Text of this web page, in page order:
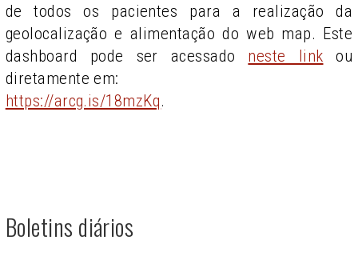
de todos os pacientes para a realização da
geolocalização e alimentação do web map. Este
dashboard pode ser acessado neste link ou
diretamente em:
https://arcg.is/18mzKq.
Boletins diários